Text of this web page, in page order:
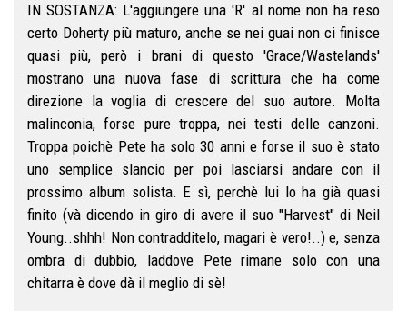
IN SOSTANZA: L'aggiungere una 'R' al nome non ha reso
certo Doherty più maturo, anche se nei guai non ci finisce
quasi più, però i brani di questo 'Grace/Wastelands'
mostrano una nuova fase di scrittura che ha come
direzione la voglia di crescere del suo autore. Molta
malinconia, forse pure troppa, nei testi delle canzoni.
Troppa poichè Pete ha solo 30 anni e forse il suo è stato
uno semplice slancio per poi lasciarsi andare con il
prossimo album solista. E sì, perchè lui lo ha già quasi
finito (và dicendo in giro di avere il suo "Harvest" di Neil
Young..shhh! Non contradditelo, magari è vero!..) e, senza
ombra di dubbio, laddove Pete rimane solo con una
chitarra è dove dà il meglio di sè!